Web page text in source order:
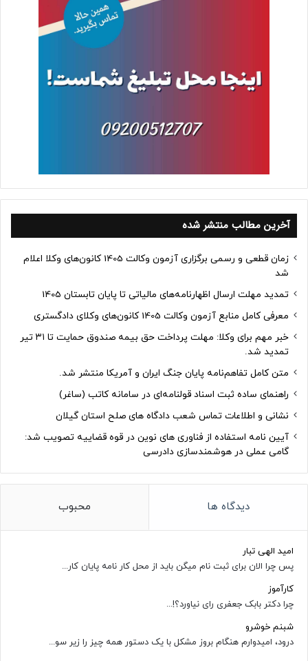
آخرین مطالب منتشر شده
زمان قطعی و رسمی برگزاری آزمون وکالت 1405 کانون‌های وکلا اعلام
شد
تمدید مهلت ارسال اظهارنامه‌های مالیاتی تا پایان تابستان 1405
معرفی کامل منابع آزمون وکالت 1405 کانون‌های وکلای دادگستری
خبر مهم برای وکلا: مهلت پرداخت حق بیمه صندوق حمایت تا ۳۱ تیر
تمدید شد.
متن کامل تفاهم‌نامه پایان جنگ ایران و آمریکا منتشر شد.
راهنمای ساده ثبت اسناد قولنامه‌ای در سامانه کاتب (ساغر)
نشانی و اطلاعات تماس شعب دادگاه های صلح استان گیلان
آیین نامه استفاده از فناوری های نوین در قوه قضاییه تصویب شد:
گامی عملی در هوشمندسازی دادرسی
دیدگاه ها محبوب
امید الهی تبار
پس چرا الان برای ثبت نام میگن باید از محل کار نامه پایان کار...
کارآموز
چرا دکتر بابک جعفری رای نیاورد؟!...
شبنم خوشرو
درود، امیدوارم هنگام بروز مشکل با یک دستور همه چیز را زیر سو...